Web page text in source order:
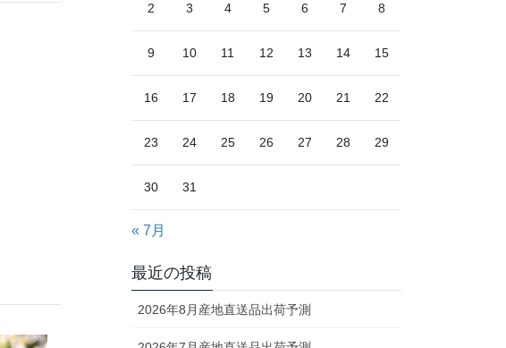
2 3 4 5 6 7 8
9 10 11 12 13 14 15
16 17 18 19 20 21 22
23 24 25 26 27 28 29
30 31
« 7月
最近の投稿
2026年8月産地直送品出荷予測